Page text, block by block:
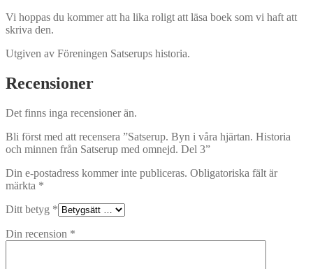
Vi hoppas du kommer att ha lika roligt att läsa boek som vi haft att
skriva den.
Utgiven av Föreningen Satserups historia.
Recensioner
Det finns inga recensioner än.
Bli först med att recensera ”Satserup. Byn i våra hjärtan. Historia
och minnen från Satserup med omnejd. Del 3”
Din e-postadress kommer inte publiceras. Obligatoriska fält är
märkta *
Ditt betyg *
Din recension *